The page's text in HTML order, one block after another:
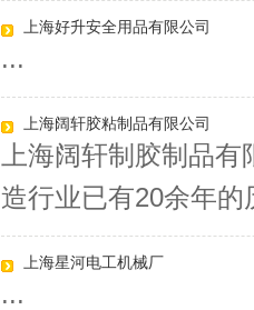
上海好升安全用品有限公司
...
上海阔轩胶粘制品有限公司
上海阔轩制胶制品
造行业已有20余年的
上海星河电工机械厂
...